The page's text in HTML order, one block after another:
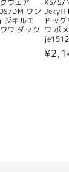
DM ワン
ジキルエ
ワ ダック
Jekyll
ドッ
ワ ポ
通